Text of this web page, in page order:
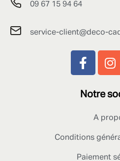
09 67 15 94 64
service-client@deco-
Notre
A
Conditions
Paiement